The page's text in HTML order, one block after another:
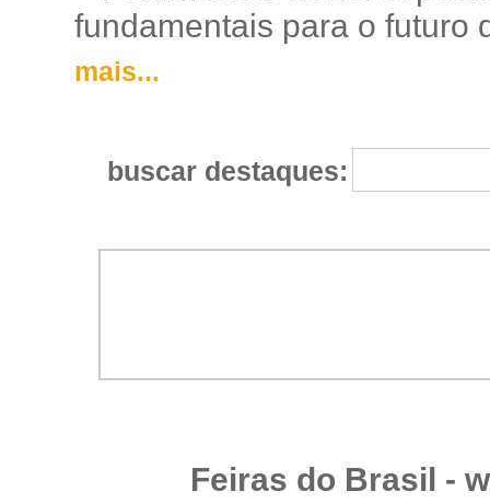
fundamentais para o futuro
mais...
buscar destaques:
Feiras do Brasil -